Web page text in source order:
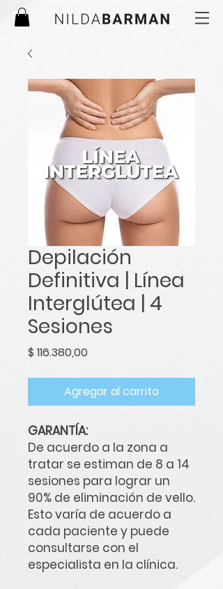
Depilación
Definitiva | Línea
Interglútea | 4
Sesiones
$ 116.380,00
Agregar al carrito
GARANTÍA:
De acuerdo a la zona a
tratar se estiman de 8 a 14
sesiones para lograr un
90% de eliminación de vello.
Esto varía de acuerdo a
cada paciente y puede
consultarse con el
especialista en la clínica.